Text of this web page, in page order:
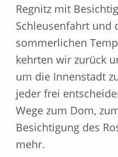
Regnitz mit
Schleusenfahrt und
sommerlichen
kehrten wir zurück
um die Innenstadt
jeder frei
Wege zum Dom,
Besichtigung des
mehr.